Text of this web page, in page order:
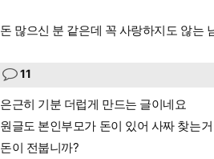
돈 많으신 분 같은데 꼭 사랑하지도 않는
11
은근히 기분 더럽게 만드는 글이네요
원글도 본인부모가 돈이 있어 사짜 찾는
돈이 전붑니까?